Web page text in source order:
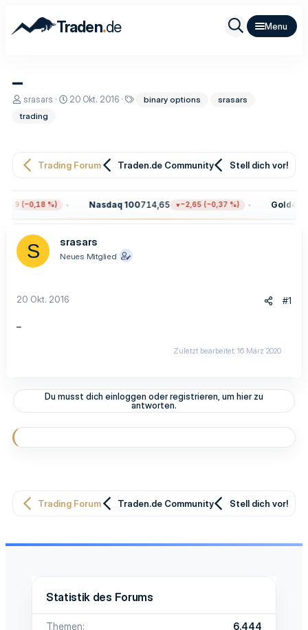
Traden.de
_
E
s
l
srasars
E
l
t
20 Okt. 2016
w
e
binary options
srasars
trading
Trading Forum Traden.de Community Stell dich vor!
(−0,18 %) Nasdaq 100714,65 −2,65 (−0,37 %) Gold
S srasars
Neues Mitglied
20 Okt. 2016 #1
Zuletzt bearbeitet: 16 März 2020
Du musst dich einloggen oder registrieren, um hier zu
antworten.
Trading Forum Traden.de Community Stell dich vor!
Statistik des Forums
Themen
6.444